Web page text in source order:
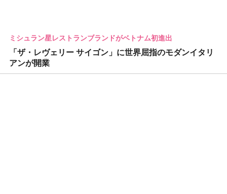
ミシュラン星レストランブランドがベトナム初進出
「ザ・レヴェリー サイゴン」に世界屈指のモダンイタリ
アンが開業